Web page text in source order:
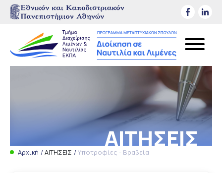
ΑΙΤΗΣΕΙΣ
Αρχική ΑΙΤΗΣΕΙΣ Υποτροφίες - Βραβεία